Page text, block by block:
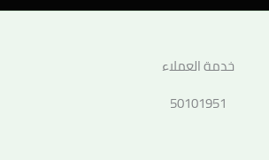
خدمة العملاء
50101951